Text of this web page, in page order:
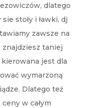
dlatego
stoły i ławki, dj
zawsze na
znajdziesz taniej
jest dla
wymarzoną
Dlatego też
w całym